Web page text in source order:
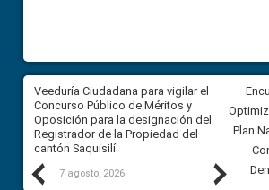
Previous
Veeduría Ciudadana para vigilar el
Concurso Público de Méritos y
Oposición para la designación del
Registrador de la Propiedad del
cantón Saquisilí
7 agosto, 2026
Plan